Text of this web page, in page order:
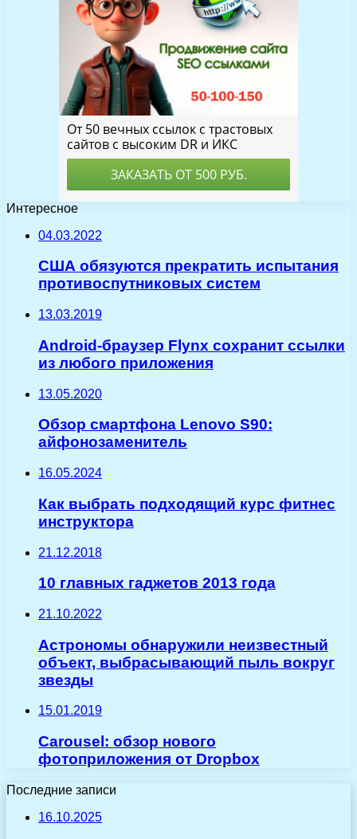
Интересное
04.03.2022
США обязуются прекратить испытания
противоспутниковых систем
13.03.2019
Android-браузер Flynx сохранит ссылки
из любого приложения
13.05.2020
Обзор смартфона Lenovo S90:
айфонозаменитель
16.05.2024
Как выбрать подходящий курс фитнес
инструктора
21.12.2018
10 главных гаджетов 2013 года
21.10.2022
Астрономы обнаружили неизвестный
объект, выбрасывающий пыль вокруг
звезды
15.01.2019
Carousel: обзор нового
фотоприложения от Dropbox
Последние записи
16.10.2025